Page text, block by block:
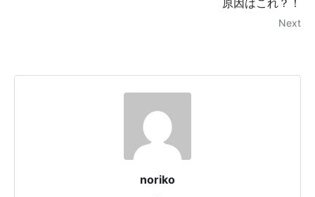
原因はこれ？！
Next
noriko